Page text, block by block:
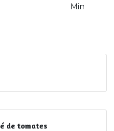
Min
de tomates